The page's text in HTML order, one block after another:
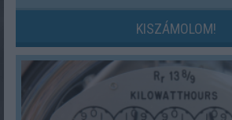
KISZÁMOLOM!